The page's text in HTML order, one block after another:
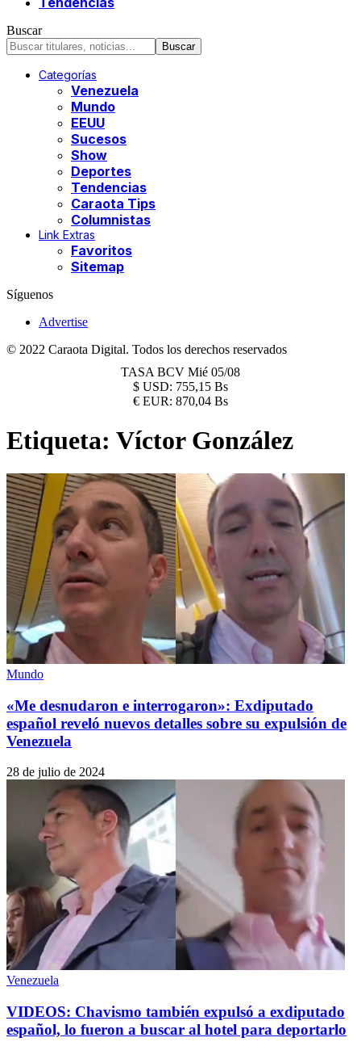
Buscar
Categorías
Venezuela
Mundo
EEUU
Sucesos
Show
Deportes
Tendencias
Caraota Tips
Columnistas
Link Extras
Favoritos
Sitemap
Síguenos
Advertise
© 2022 Caraota Digital. Todos los derechos reservados
TASA BCV Mié 05/08
$ USD: 755,15 Bs
€ EUR: 870,04 Bs
Etiqueta: Víctor González
Mundo
«Me desnudaron e interrogaron»: Exdiputado
español reveló nuevos detalles sobre su expulsión de
Venezuela
28 de julio de 2024
Venezuela
VIDEOS: Chavismo también expulsó a exdiputado
español, lo fueron a buscar al hotel para deportarlo